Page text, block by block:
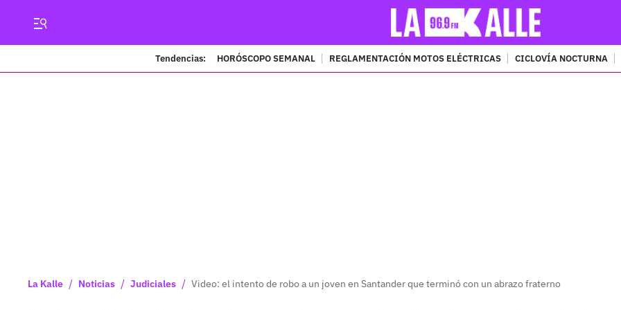
Tendencias: HORÓSCOPO SEMANAL REGLAMENTACIÓN MOTOS ELÉCTRICAS CICLOVÍA NOCTURNA
La Kalle / Noticias / Judiciales / Video: el intento de robo a un joven en Santander que terminó con un abrazo fraterno